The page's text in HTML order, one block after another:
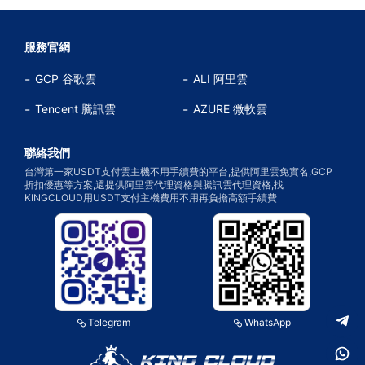
服務官網
GCP 谷歌雲 ALI 阿里雲
Tencent 騰訊雲 AZURE 微軟雲
聯絡我們
台灣第一家USDT支付雲主機不用手續費的平台,提供阿里雲免實名,GCP
折扣優惠等方案,還提供阿里雲代理資格與騰訊雲代理資格,找
KINGCLOUD用USDT支付主機費用不用再負擔高額手續費
Telegram WhatsApp